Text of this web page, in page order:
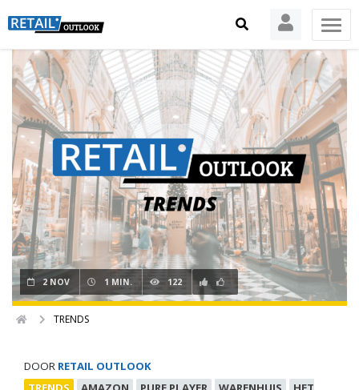
2 NOV 1 MIN. 122
TRENDS
DOOR RETAIL OUTLOOK